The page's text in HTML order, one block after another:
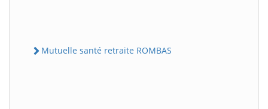
Mutuelle santé retraite ROMBAS